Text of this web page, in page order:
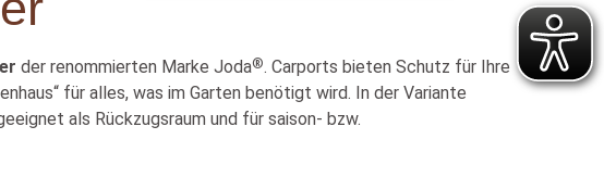
der renommierten Marke Joda®. Carports bieten Schutz für Ihre
für alles, was im Garten benötigt wird. In der Variante
als Rückzugsraum und für saison- bzw.